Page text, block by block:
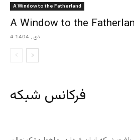
A Window to the Fatherland
A Window to the
4 دی , 1404
فرکانس شبکه